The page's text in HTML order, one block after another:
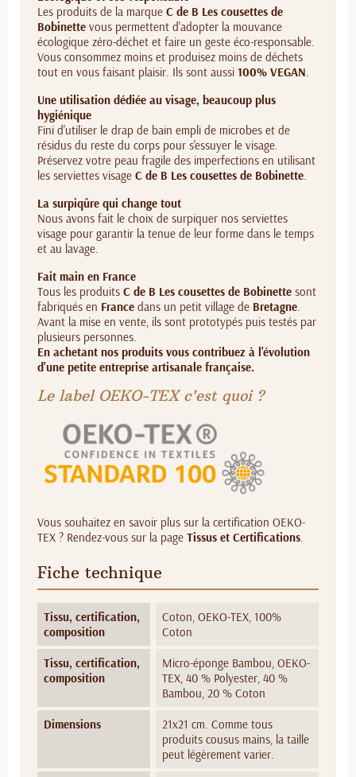
Les produits de la marque C de B Les cousettes de
Bobinette vous permettent d'adopter la mouvance
écologique zéro-déchet et faire un geste éco-responsable.
Vous consommez moins et produisez moins de déchets
tout en vous faisant plaisir. Ils sont aussi 100% VEGAN.
Une utilisation dédiée au visage, beaucoup plus
hygiénique
Fini d'utiliser le drap de bain empli de microbes et de
résidus du reste du corps pour s'essuyer le visage.
Préservez votre peau fragile des imperfections en utilisant
les serviettes visage C de B Les cousettes de Bobinette.
La surpiqûre qui change tout
Nous avons fait le choix de surpiquer nos serviettes
visage pour garantir la tenue de leur forme dans le temps
et au lavage.
Fait main en France
Tous les produits C de B Les cousettes de Bobinette sont
fabriqués en France dans un petit village de Bretagne.
Avant la mise en vente, ils sont prototypés puis testés par
plusieurs personnes.
En achetant nos produits vous contribuez à l'évolution
d'une petite entreprise artisanale française.
Le label OEKO-TEX c'est quoi ?
Vous souhaitez en savoir plus sur la certification OEKO-
TEX ? Rendez-vous sur la page Tissus et Certifications.
Fiche technique
Tissu, certification,
composition
Coton, OEKO-TEX, 100%
Coton
Tissu, certification,
composition
Micro-éponge Bambou, OEKO-
TEX, 40 % Polyester, 40 %
Bambou, 20 % Coton
Dimensions
21x21 cm. Comme tous
produits cousus mains, la taille
peut légèrement varier.